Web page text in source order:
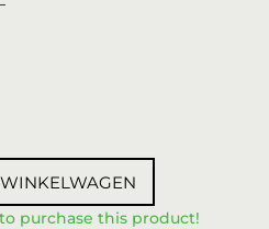
purchase this product!